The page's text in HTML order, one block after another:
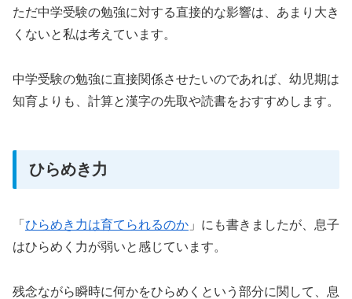
ただ中学受験の勉強に対する直接的な影響は、あまり大き
くないと私は考えています。
中学受験の勉強に直接関係させたいのであれば、幼児期は
知育よりも、計算と漢字の先取や読書をおすすめします。
ひらめき力
「 ひらめき力は育てられるのか 」にも書きましたが、息子
はひらめく力が弱いと感じています。
残念ながら瞬時に何かをひらめくという部分に関して、息